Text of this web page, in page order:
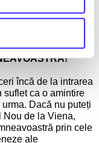
de orchestra
încă de la intrarea
suflet ca o amintire
Dacă nu puteți
Nou de la Viena,
prin cele
ale